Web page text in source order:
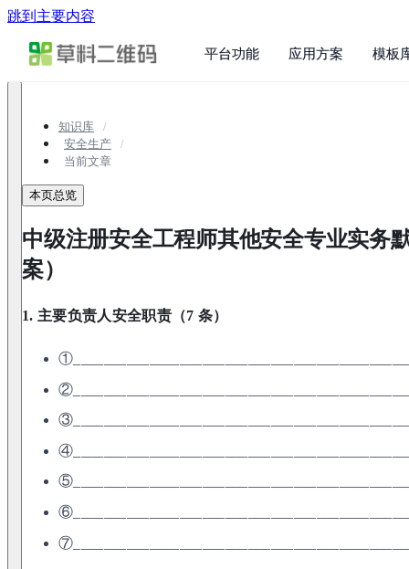
跳到主要内容
平台功能 应用方案 模板
知识库
安全生产
当前文章
本页总览
中级注册安全工程师其他安全专业实务
案）
1. 主要负责人安全职责（7 条）